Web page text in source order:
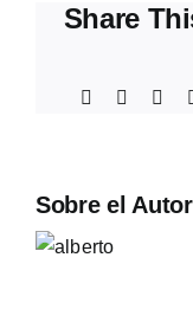
Share
Facebook
Sobre el